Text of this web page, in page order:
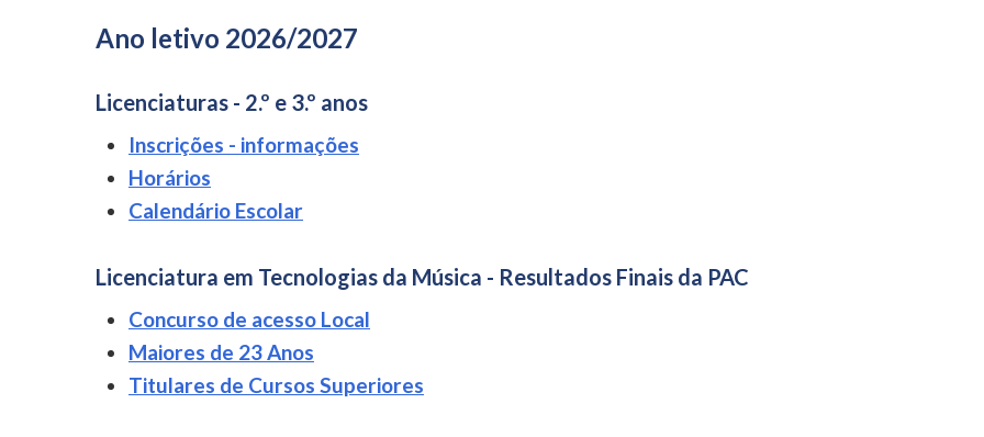
Ano letivo 2026/2027
Licenciaturas - 2.º e 3.º anos
Inscrições - informações
Horários
Calendário Escolar
Licenciatura em Tecnologias da Música - Resultados Finais da PAC
Concurso de acesso Local
Maiores de 23 Anos
Titulares de Cursos Superiores